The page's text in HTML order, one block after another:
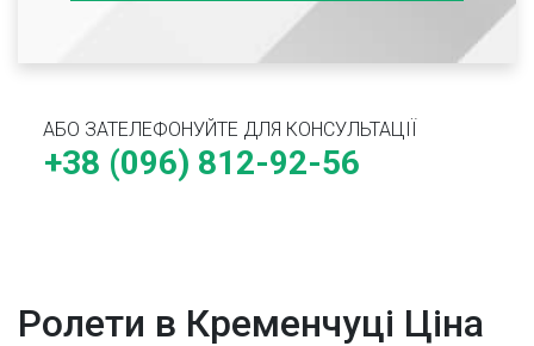
АБО ЗАТЕЛЕФОНУЙТЕ ДЛЯ КОНСУЛЬТАЦІЇ
+38 (096) 812-92-56
Ролети в Кременчуці Ціна